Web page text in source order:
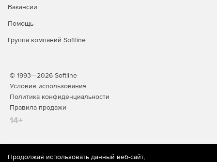
Вакансии
Помощь
Группа компаний Softline
© 1993—2026 Softline
Условия использования
Политика конфиденциальности
Правила продажи
14+
На информационном ресурсе store.softline.ru применяются
Продолжая использовать данный веб-сайт,